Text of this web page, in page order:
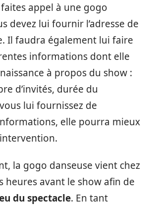
appel à une gogo
devez lui fournir l’adresse de
Il faudra également lui faire
informations dont elle
à propos du show :
d’invités, durée du
lui fournissez de
elle pourra mieux
la gogo danseuse vient chez
heures avant le show afin de
du spectacle. En tant